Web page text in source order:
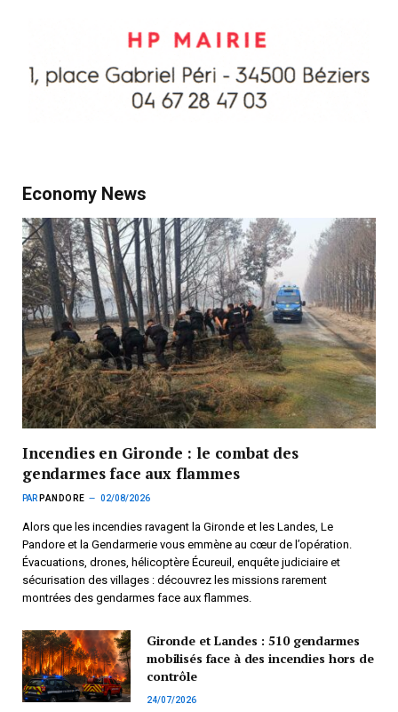
Economy News
Incendies en Gironde : le combat des
gendarmes face aux flammes
PAR PANDORE 02/08/2026
Alors que les incendies ravagent la Gironde et les Landes, Le
Pandore et la Gendarmerie vous emmène au cœur de l’opération.
Évacuations, drones, hélicoptère Écureuil, enquête judiciaire et
sécurisation des villages : découvrez les missions rarement
montrées des gendarmes face aux flammes.
Gironde et Landes : 510 gendarmes
mobilisés face à des incendies hors de
contrôle
24/07/2026